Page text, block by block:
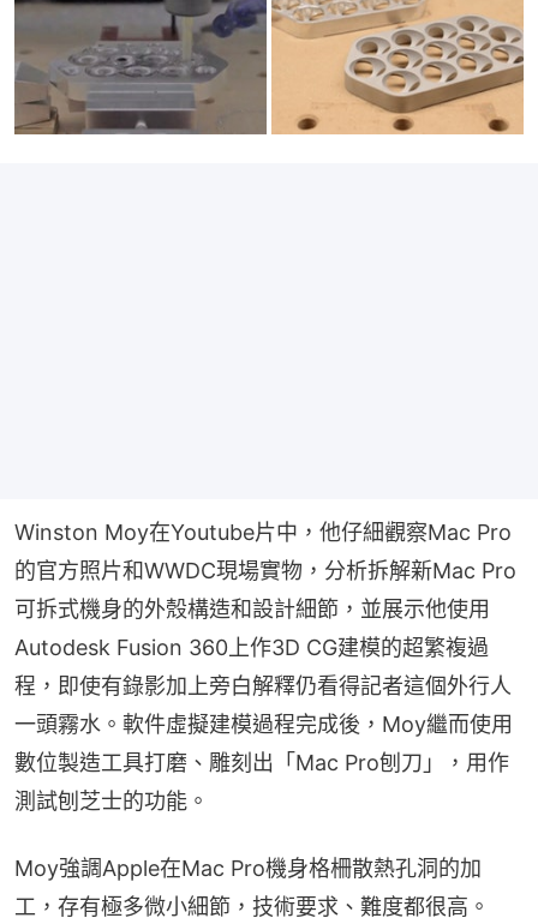
Winston Moy在Youtube片中，他仔細觀察Mac Pro
的官方照片和WWDC現場實物，分析拆解新Mac Pro
可拆式機身的外殼構造和設計細節，並展示他使用
Autodesk Fusion 360上作3D CG建模的超繁複過
程，即使有錄影加上旁白解釋仍看得記者這個外行人
一頭霧水。軟件虛擬建模過程完成後，Moy繼而使用
數位製造工具打磨、雕刻出「Mac Pro刨刀」，用作
測試刨芝士的功能。
Moy強調Apple在Mac Pro機身格柵散熱孔洞的加
工，存有極多微小細節，技術要求、難度都很高。